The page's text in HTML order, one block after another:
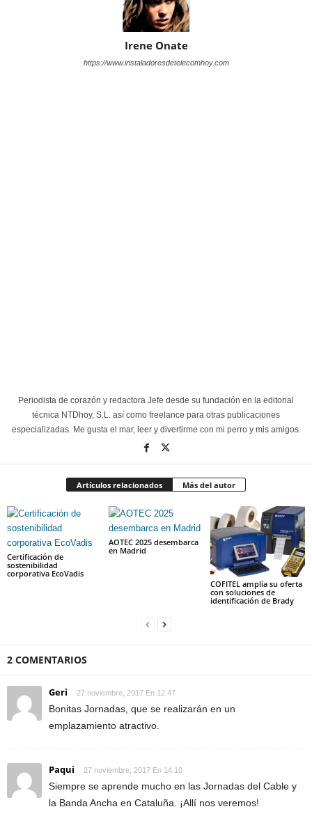
Irene Onate
https://www.instaladoresdetelecomhoy.com
Periodista de corazón y redactora Jefe desde su fundación en la editorial
técnica NTDhoy, S.L. así como freelance para otras publicaciones
especializadas. Me gusta el mar, leer y divertirme con mi perro y mis amigos.
Artículos relacionados Más del autor
Certificación de
sostenibilidad
corporativa EcoVadis
AOTEC 2025 desembarca
en Madrid
COFITEL amplía su oferta
con soluciones de
identificación de Brady
2 COMENTARIOS
Geri 27 noviembre, 2017 En 12:47
Bonitas Jornadas, que se realizarán en un
emplazamiento atractivo.
Paqui 27 noviembre, 2017 En 14:10
Siempre se aprende mucho en las Jornadas del Cable y
la Banda Ancha en Cataluña. ¡Allí nos veremos!